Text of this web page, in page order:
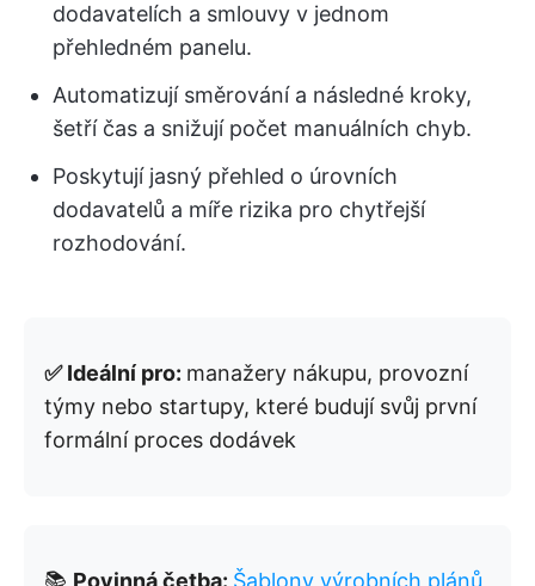
dodavatelích a smlouvy v jednom
přehledném panelu.
Automatizují směrování a následné kroky,
šetří čas a snižují počet manuálních chyb.
Poskytují jasný přehled o úrovních
dodavatelů a míře rizika pro chytřejší
rozhodování.
✅ Ideální pro: manažery nákupu, provozní
týmy nebo startupy, které budují svůj první
formální proces dodávek
📚 Povinná četba: Šablony výrobních plánů